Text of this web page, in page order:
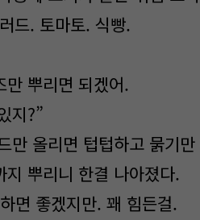
드. 토마토. 식빵.
만 뿌리면 되겠어.
지?”
만 올리면 텁텁하고 묽기
지 뿌리니 한결 나아졌다.
면 좋겠지만. 꽤 힘든걸.